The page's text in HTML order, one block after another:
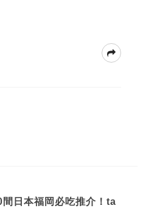
日本福岡必吃推介！ta